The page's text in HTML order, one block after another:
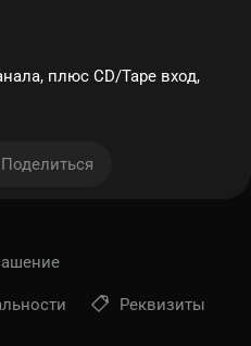
плюс CD/Tape вход,
Поделиться
Реквизиты